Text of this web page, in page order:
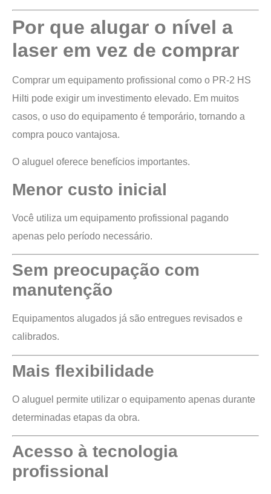
Por que alugar o nível a
laser em vez de comprar
Comprar um equipamento profissional como o PR-2 HS
Hilti pode exigir um investimento elevado. Em muitos
casos, o uso do equipamento é temporário, tornando a
compra pouco vantajosa.
O aluguel oferece benefícios importantes.
Menor custo inicial
Você utiliza um equipamento profissional pagando
apenas pelo período necessário.
Sem preocupação com
manutenção
Equipamentos alugados já são entregues revisados e
calibrados.
Mais flexibilidade
O aluguel permite utilizar o equipamento apenas durante
determinadas etapas da obra.
Acesso à tecnologia
profissional